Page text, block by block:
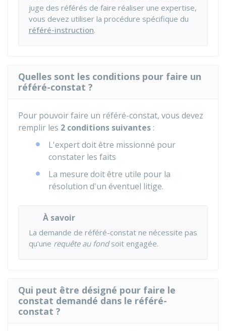
juge des référés de faire réaliser une expertise,
vous devez utiliser la procédure spécifique du
référé-instruction.
Quelles sont les conditions pour faire un
référé-constat ?
Pour pouvoir faire un référé-constat, vous devez
remplir les 2 conditions suivantes :
L'expert doit être missionné pour
constater les faits
La mesure doit être utile pour la
résolution d'un éventuel litige.
À savoir
La demande de référé-constat ne nécessite pas
qu'une requête au fondsoit engagée.
Qui peut être désigné pour faire le
constat demandé dans le référé-
constat ?